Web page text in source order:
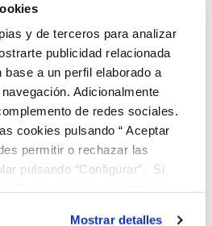
y de terceros para analizar
publicidad relacionada
a un perfil elaborado a
Adicionalmente
de redes sociales.
cookies pulsando “ Aceptar
permitir o rechazar las
pulsando “Configurar”. Si
Mostrar detalles
UPV para potenciar el
femenino